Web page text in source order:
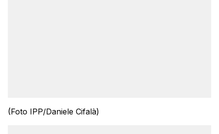
(Foto IPP/Daniele Cifalà)